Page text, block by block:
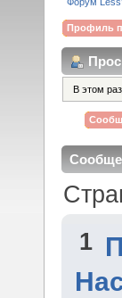
Профиль
В этом
1